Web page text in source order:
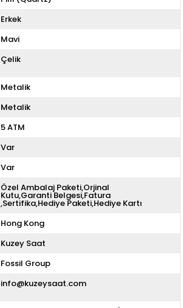
Erkek
Mavi
Çelik
Metalik
Metalik
5 ATM
Var
Var
Özel Ambalaj Paketi,Orjinal
Kutu,Garanti Belgesi,Fatura
,Sertifika,Hediye Paketi,Hediye Kartı
Hong Kong
Kuzey Saat
Fossil Group
info@kuzeysaat.com